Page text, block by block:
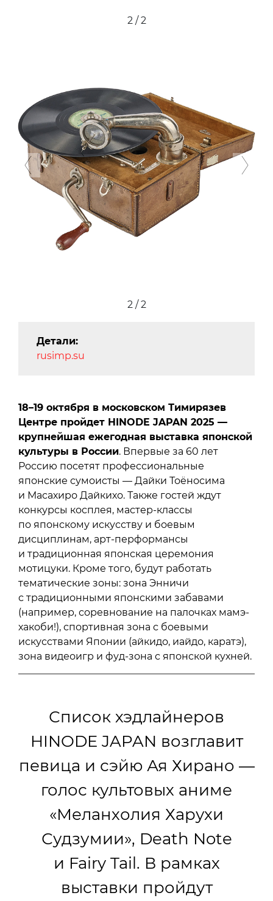
2 / 2
Previous
2 / 2
Детали:
rusimp.su
18–19 октября в московском Тимирязев
Центре пройдет HINODE JAPAN 2025 —
крупнейшая ежегодная выставка японской
культуры в России. Впервые за 60 лет
Россию посетят профессиональные
японские сумоисты — Дайки Тоёносима
и Масахиро Дайкихо. Также гостей ждут
конкурсы косплея, мастер-классы
по японскому искусству и боевым
дисциплинам, арт-перформансы
и традиционная японская церемония
мотицуки. Кроме того, будут работать
тематические зоны: зона Энничи
с традиционными японскими забавами
(например, соревнование на палочках мамэ-
хакоби!), спортивная зона с боевыми
искусствами Японии (айкидо, иайдо, каратэ),
зона видеоигр и фуд-зона с японской кухней.
Список хэдлайнеров
HINODE JAPAN возглавит
певица и сэйю Ая Хирано —
голос культовых аниме
«Меланхолия Харухи
Судзумии», Death Note
и Fairy Tail. В рамках
выставки пройдут